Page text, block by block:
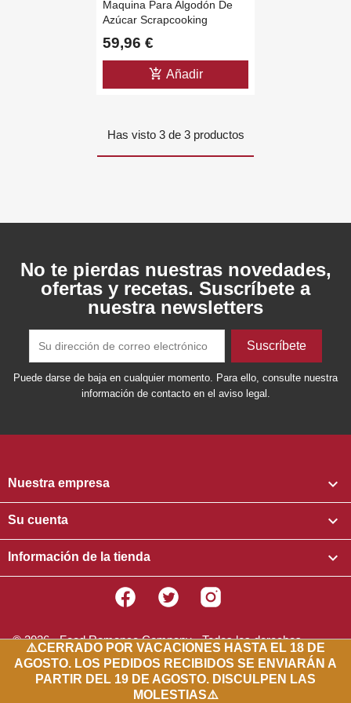
Create new list
Cancelar
((cancelText)) ((modalDeleteText))
⚠️CERRADO POR VACACIONES HASTA EL 18 DE
AGOSTO. LOS PEDIDOS RECIBIDOS SE ENVIARÁN A
PARTIR DEL 19 DE AGOSTO. DISCULPEN LAS
MOLESTIAS⚠️
Maquina Para Algodón De
Azúcar Scrapcooking
59,96 €
add_shopping_cart Añadir
Has visto 3 de 3 productos
No te pierdas nuestras novedades,
ofertas y recetas. Suscríbete a
nuestra newsletters
Puede darse de baja en cualquier momento. Para ello, consulte nuestra
información de contacto en el aviso legal.
Nuestra empresa 
Su cuenta 
Información de la tienda 
Facebook Twitter
© 2026 - Food Romance Company - Todos los derechos
reservados